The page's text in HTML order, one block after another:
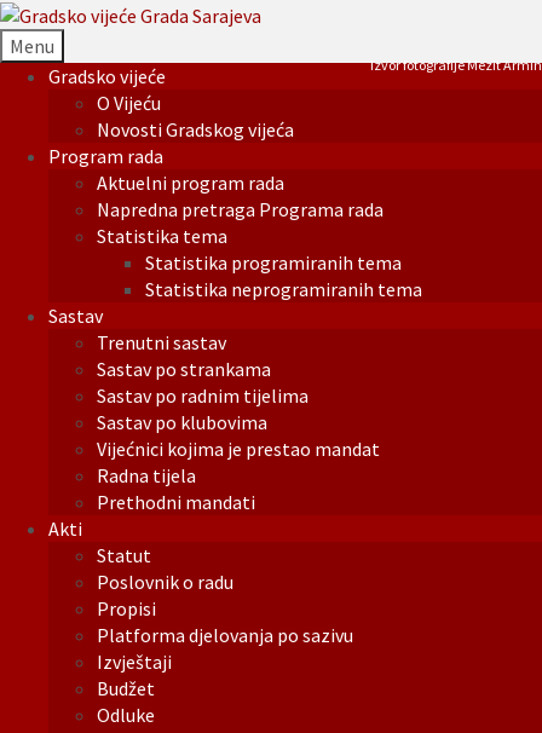
Menu
Gradsko vijeće
O Vijeću
Novosti Gradskog vijeća
Program rada
Aktuelni program rada
Napredna pretraga Programa rada
Statistika tema
Statistika programiranih tema
Statistika neprogramiranih tema
Sastav
Trenutni sastav
Sastav po strankama
Sastav po radnim tijelima
Sastav po klubovima
Vijećnici kojima je prestao mandat
Radna tijela
Prethodni mandati
Akti
Statut
Poslovnik o radu
Propisi
Platforma djelovanja po sazivu
Izvještaji
Budžet
Odluke
Izvor fotografije Mezit Armin